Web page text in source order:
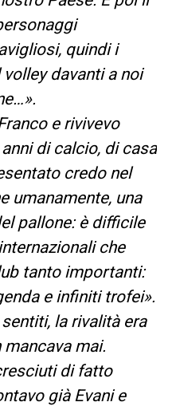
quindi i
davanti a noi
e rivivevo
di calcio, di casa
credo nel
umanamente, una
pallone: è difficile
che
tanto importanti:
e infiniti trofei».
la rivalità era
mai.
di fatto
già Evani e